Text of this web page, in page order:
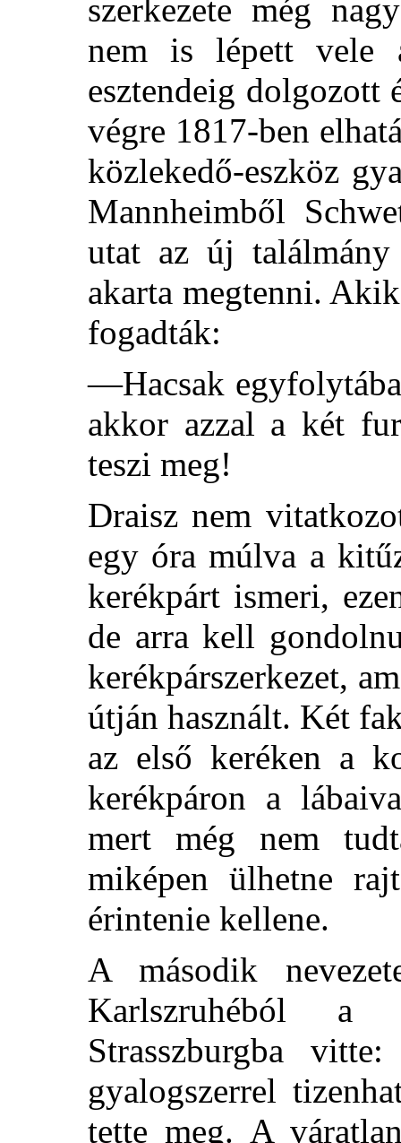
szerkezete még
nem is lépett vele
esztendeig dolgozott
végre 1817-ben
közlekedő-eszköz
Mannheimből
utat az új találmány
akarta megtenni.
fogadták:
—Hacsak
akkor azzal a két
teszi meg!
Draisz nem
egy óra múlva a
kerékpárt ismeri,
de arra kell
kerékpárszerkezet,
útján használt. Két
az első keréken a
kerékpáron a
mert még nem
miképen ülhetne
érintenie kellene.
A második
Karlszruhéból a
Strasszburgba
gyalogszerrel
tette meg. A